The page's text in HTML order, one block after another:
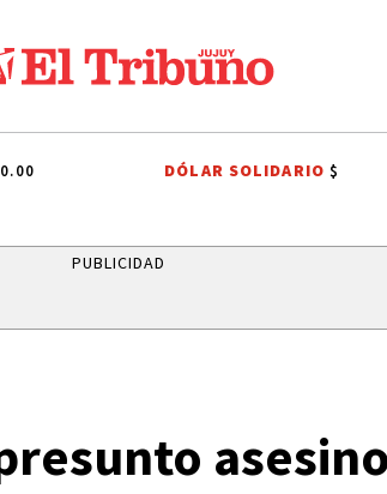
EL TRIBUNO POR LOS BARRIOS ONDA ESTUDIANTIL
DÓLAR SOLIDARIO$
PUBLICIDAD